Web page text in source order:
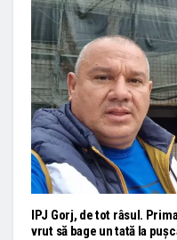
IPJ Gorj, de tot râsul.
vrut să bage un tată la